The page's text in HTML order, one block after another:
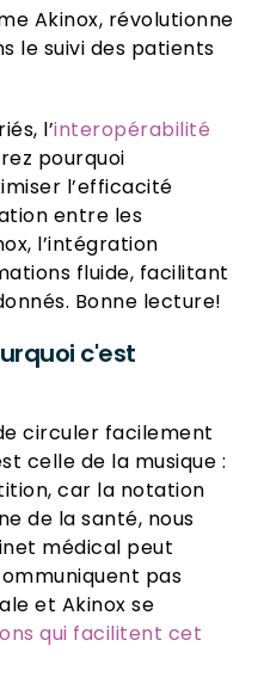
Akinox, révolutionne
le suivi des patients
l’interopérabilité
pourquoi
l’efficacité
entre les
l’intégration
fluide, facilitant
Bonne lecture!
c'est
circuler facilement
celle de la musique :
car la notation
de la santé, nous
médical peut
pas
et Akinox se
qui facilitent cet